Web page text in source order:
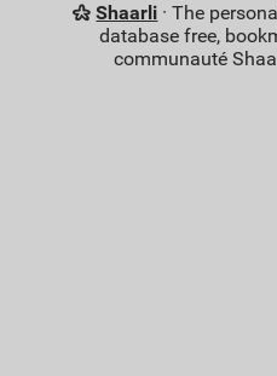
Shaarli · The
database free,
communauté